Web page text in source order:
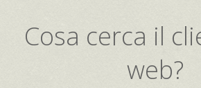
Cosa cerca il
web?